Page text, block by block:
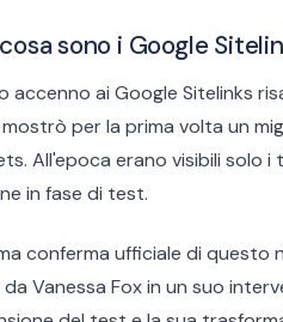
sono i Google
accenno ai Google Sitelinks
per la prima volta un
All'epoca erano visibili solo
in fase di test.
conferma ufficiale di
Vanessa Fox in un suo